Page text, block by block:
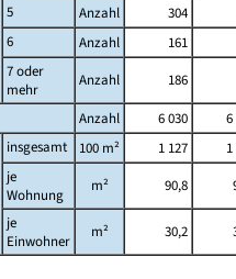
5
Anzahl 304
6
Anzahl 161
7 oder
mehr
Anzahl 186
Anzahl 6 030 6
insgesamt 100 m² 1 127
je
Wohnung
m² 90,8
je
Einwohner
m² 30,2